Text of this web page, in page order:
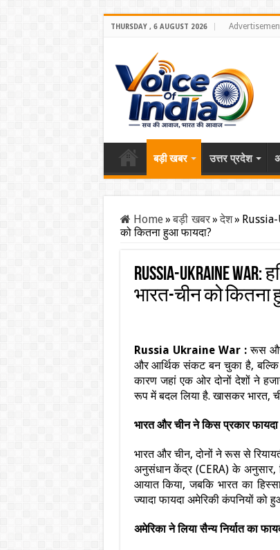
THURSDAY , 6 AUGUST 2026
बड़ी खबर उत्तर प्रदेश
Home» बड़ी खबर» देश» Russia-
को कितना हुआ फायदा?
Russia-Ukraine War:
भारत-चीन को कितना
Russia Ukraine War :रूस और
और आर्थिक संकट बन चुका है, बल्कि
कारण जहां एक ओर दोनों देशों ने
रूप में बदल लिया है. खासकर भारत,
भारत और चीन ने किस प्रकार फायदा
भारत और चीन, दोनों ने रूस से
अनुसंधान केंद्र (CERA) के
आयात किया, जबकि भारत का
ज्यादा फायदा अमेरिकी कंपनियों को
अमेरिका ने लिया सैन्य निर्यात का